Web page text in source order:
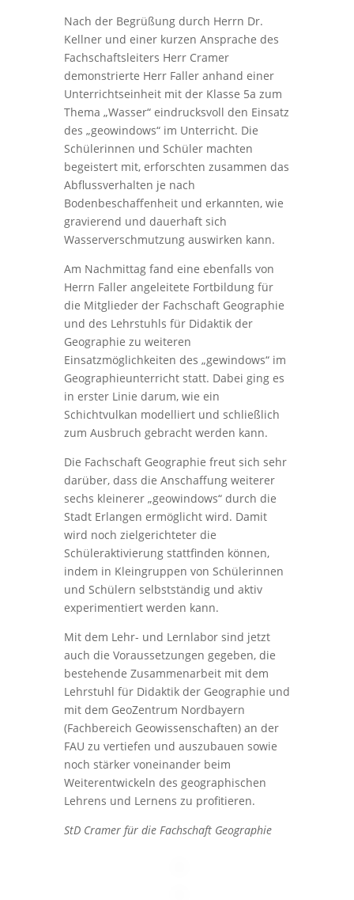
Nach der Begrüßung durch Herrn Dr.
Kellner und einer kurzen Ansprache des
Fachschaftsleiters Herr Cramer
demonstrierte Herr Faller anhand einer
Unterrichtseinheit mit der Klasse 5a zum
Thema „Wasser“ eindrucksvoll den Einsatz
des „geowindows“ im Unterricht. Die
Schülerinnen und Schüler machten
begeistert mit, erforschten zusammen das
Abflussverhalten je nach
Bodenbeschaffenheit und erkannten, wie
gravierend und dauerhaft sich
Wasserverschmutzung auswirken kann.
Am Nachmittag fand eine ebenfalls von
Herrn Faller angeleitete Fortbildung für
die Mitglieder der Fachschaft Geographie
und des Lehrstuhls für Didaktik der
Geographie zu weiteren
Einsatzmöglichkeiten des „gewindows“ im
Geographieunterricht statt. Dabei ging es
in erster Linie darum, wie ein
Schichtvulkan modelliert und schließlich
zum Ausbruch gebracht werden kann.
Die Fachschaft Geographie freut sich sehr
darüber, dass die Anschaffung weiterer
sechs kleinerer „geowindows“ durch die
Stadt Erlangen ermöglicht wird. Damit
wird noch zielgerichteter die
Schüleraktivierung stattfinden können,
indem in Kleingruppen von Schülerinnen
und Schülern selbstständig und aktiv
experimentiert werden kann.
Mit dem Lehr- und Lernlabor sind jetzt
auch die Voraussetzungen gegeben, die
bestehende Zusammenarbeit mit dem
Lehrstuhl für Didaktik der Geographie und
mit dem GeoZentrum Nordbayern
(Fachbereich Geowissenschaften) an der
FAU zu vertiefen und auszubauen sowie
noch stärker voneinander beim
Weiterentwickeln des geographischen
Lehrens und Lernens zu profitieren.
StD Cramer für die Fachschaft Geographie